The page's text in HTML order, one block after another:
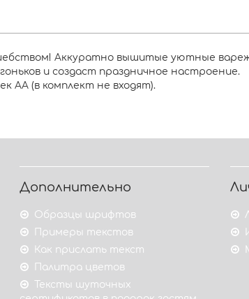
Аккуратно вышитые уютные
и создаст праздничное настроение.
АА (в комплект не входят).
Дополнительно
Образцы шрифтов
Примеры текстов
Как прислать текст
Палитра цветов
Тексты шуточных